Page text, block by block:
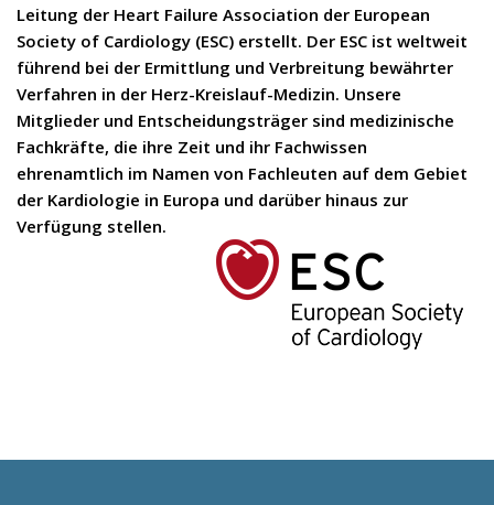
Leitung der Heart Failure Association der European
Society of Cardiology (ESC) erstellt. Der ESC ist weltweit
führend bei der Ermittlung und Verbreitung bewährter
Verfahren in der Herz-Kreislauf-Medizin. Unsere
Mitglieder und Entscheidungsträger sind medizinische
Fachkräfte, die ihre Zeit und ihr Fachwissen
ehrenamtlich im Namen von Fachleuten auf dem Gebiet
der Kardiologie in Europa und darüber hinaus zur
Verfügung stellen.